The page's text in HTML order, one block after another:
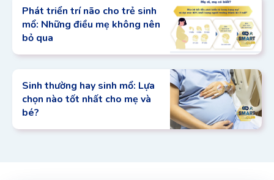
Phát triển trí não cho trẻ sinh
mổ: Những điều mẹ không nên
bỏ qua
Sinh thường hay sinh mổ: Lựa
chọn nào tốt nhất cho mẹ và
bé?